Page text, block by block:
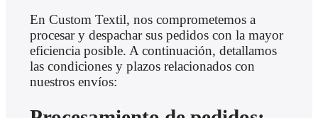
En Custom Textil, nos comprometemos a
procesar y despachar sus pedidos con la mayor
eficiencia posible. A continuación, detallamos
las condiciones y plazos relacionados con
nuestros envíos: